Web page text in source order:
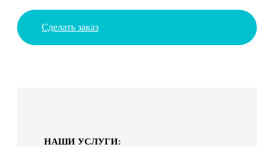
Сделать заказ
НАШИ УСЛУГИ: